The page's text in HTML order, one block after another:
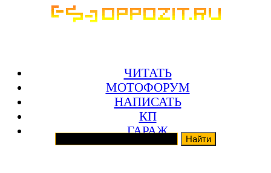
ЧИТАТЬ
МОТОФОРУМ
НАПИСАТЬ
КП
ГАРАЖ